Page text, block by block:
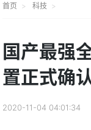
首页 科技
国产最强
置正式确
2020-11-04 04:01:34